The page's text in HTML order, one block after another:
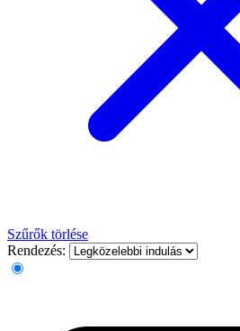
Szűrők törlése
Rendezés: